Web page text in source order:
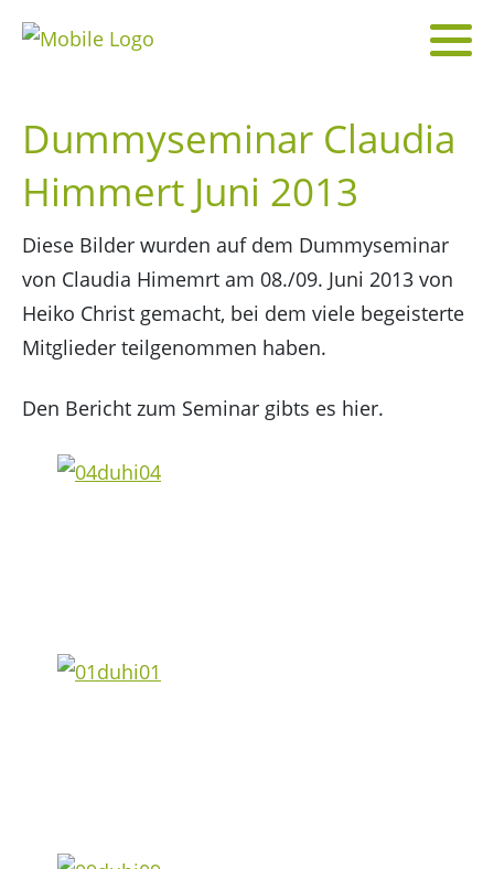
Dummyseminar Claudia
Himmert Juni 2013
Diese Bilder wurden auf dem Dummyseminar
von Claudia Himemrt am 08./09. Juni 2013 von
Heiko Christ gemacht, bei dem viele begeisterte
Mitglieder teilgenommen haben.
Den Bericht zum Seminar gibts es hier.